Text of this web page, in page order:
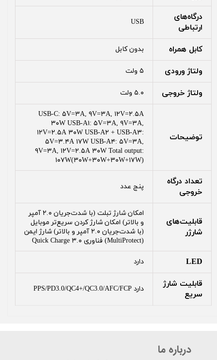
درگاه‌های
ارتباطی
USB
کابل همراه بدون کابل
ولتاژ ورودی ۵ ولت
ولتاژ خروجی ۵.۰ ولت
توضیحات
USB-C: ۵V=۳A, ۹V=۳A, ۱۲V=۲.۵A
۳۰W USB-A۱: ۵V=۳A, ۹V=۳A,
۱۲V=۲.۵A ۳۰W USB-A۲ + USB-A۳:
۵V=۳.۴A ۱۷W USB-A۴: ۵V=۳A,
۹V=۳A, ۱۲V=۲.۵A ۳۰W Total output:
۱۰۷W(۳۰W+۳۰W+۳۰W+۱۷W)
تعداد درگاه
خروجی
پنج عدد
قابلیت‌های
شارژر
امکان شارژ تبلت (با شدت‌جریان ۲.۰ آمپر
و بالاتر) امکان شارژ کردن سریع‌تر موبایل
(با شدت‌جریان ۲.۰ آمپر و بالاتر) شارژ ایمن
(MultiProtect) فناوری Quick Charge ۳.۰
LED دارد
قابلیت شارژ
سریع
دارد PPS/PD3.0/QC4+/QC3.0/AFC/FCP
درباره ما